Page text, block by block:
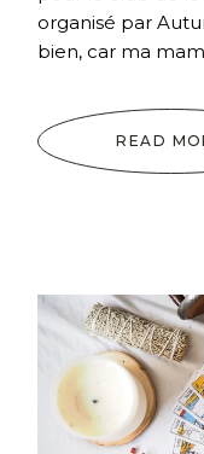
organisé par
bien, car ma
READ